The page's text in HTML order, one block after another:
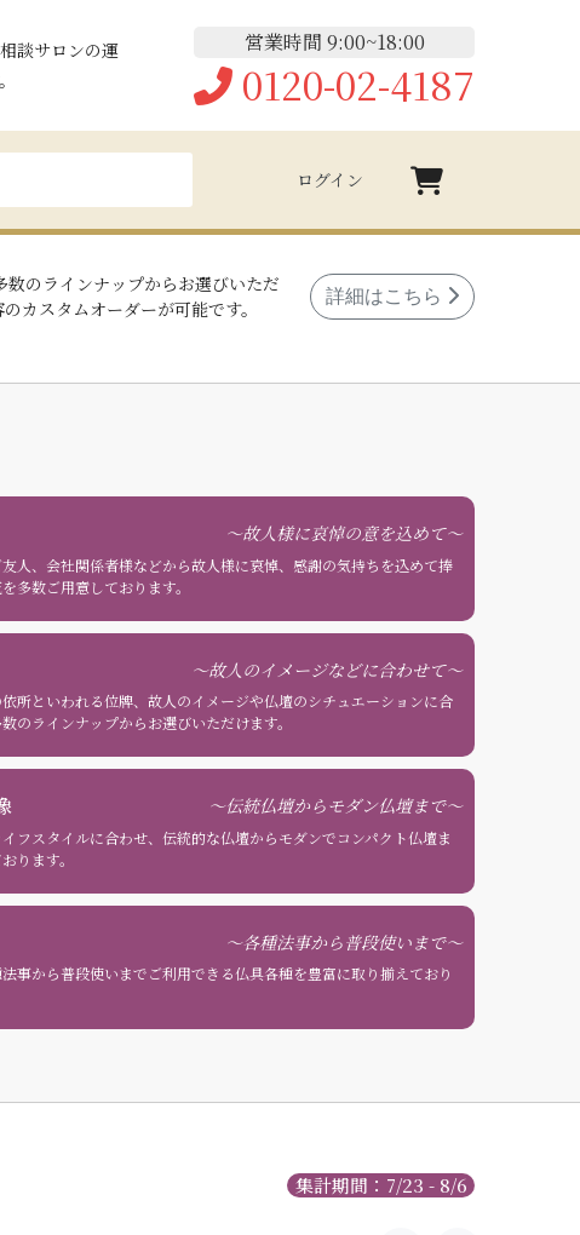
談サロンの運
営業時間 9:00~18:00
0120-02-4187
ログイン
のラインナップからお選びいただ
カスタムオーダーが可能です。
詳細はこちら
故人様に哀悼の意を込めて
人、会社関係者様などから故人様に哀悼、感謝の気持ちを込めて捧
多数ご用意しております。
故人のイメージなどに合わせて
所といわれる位牌、故人のイメージや仏壇のシチュエーションに合
のラインナップからお選びいただけます。
伝統仏壇からモダン仏壇まで
フスタイルに合わせ、伝統的な仏壇からモダンでコンパクト仏壇ま
ります。
各種法事から普段使いまで
事から普段使いまでご利用できる仏具各種を豊富に取り揃えており
集計期間：7/23 - 8/6